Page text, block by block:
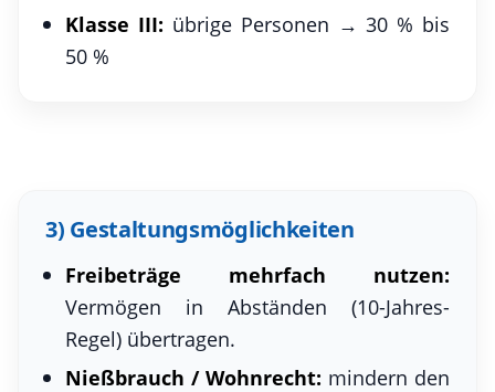
Klasse III: übrige Personen → 30 % bis
50 %
3) Gestaltungsmöglichkeiten
Freibeträge mehrfach nutzen:
Vermögen in Abständen (10-Jahres-
Regel) übertragen.
Nießbrauch / Wohnrecht: mindern den